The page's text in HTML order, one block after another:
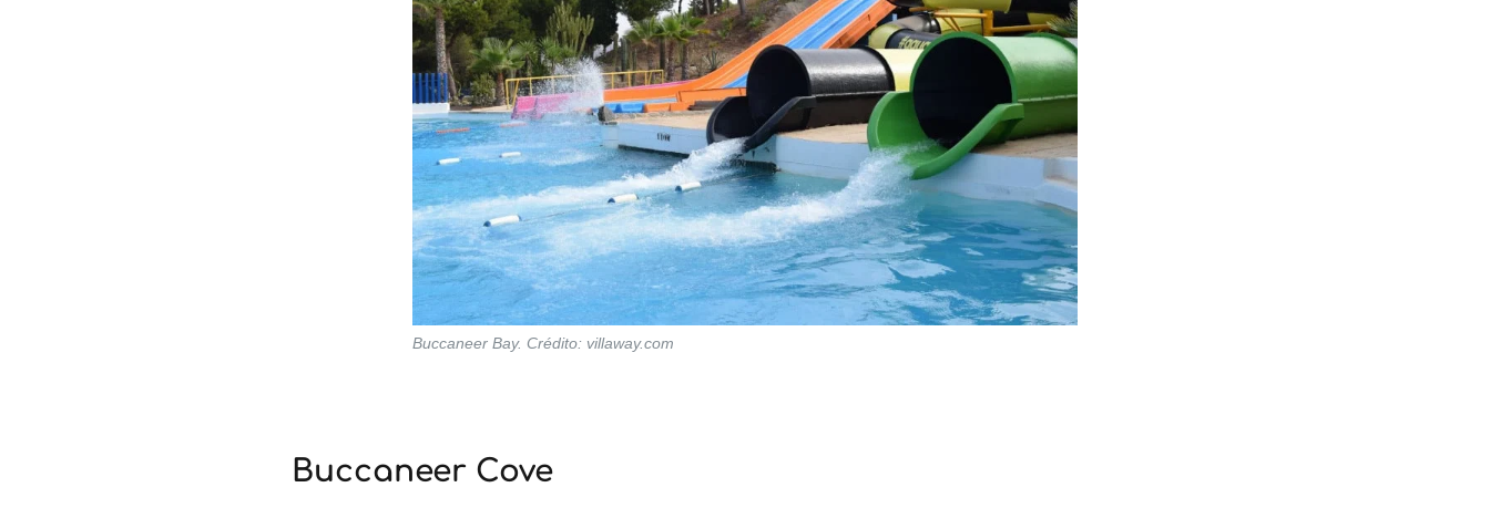
Buccaneer Bay. Crédito: villaway.com
Buccaneer Cove